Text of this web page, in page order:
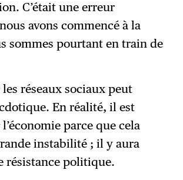
C’était une erreur
avons commencé à la
sommes pourtant en train de
réseaux sociaux peut
En réalité, il est
parce que cela
instabilité ; il y aura
résistance politique.